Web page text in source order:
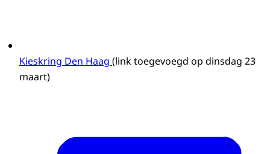
Kieskring Den Haag (link toegevoegd op dinsdag 23
maart)